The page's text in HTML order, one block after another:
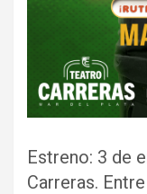
Estreno: 3 de
Carreras.